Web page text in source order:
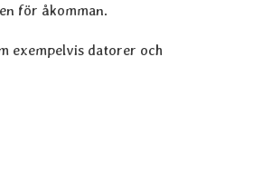
för åkomman.
exempelvis datorer och